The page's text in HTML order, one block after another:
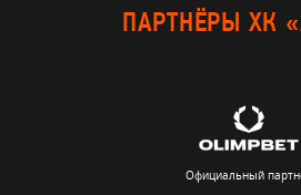
ПАРТНЁРЫ ХК
Официальный